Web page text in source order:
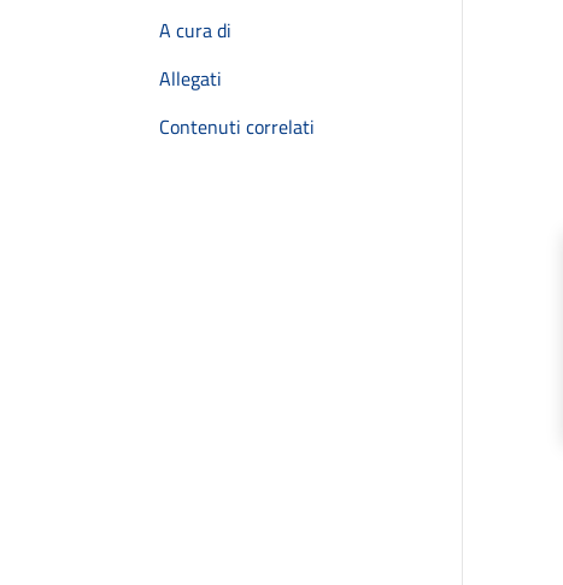
A cura di
Allegati
Contenuti correlati